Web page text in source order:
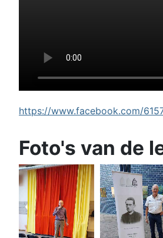
https://www.facebook.com/
Foto's van de